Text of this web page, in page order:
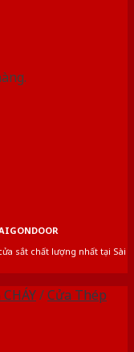
sắt chất lượng nhất tại Sài
/Cửa Thép